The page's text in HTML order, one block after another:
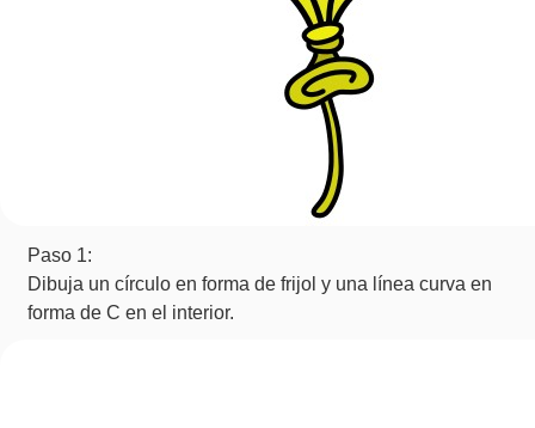
Paso 1:
Dibuja un círculo en forma de frijol y una línea curva en
forma de C en el interior.